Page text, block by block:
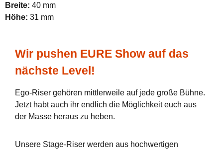
Breite: 40 mm
Höhe: 31 mm
Wir pushen EURE Show auf das
nächste Level!
Ego-Riser gehören mittlerweile auf jede große Bühne.
Jetzt habt auch ihr endlich die Möglichkeit euch aus
der Masse heraus zu heben.
Unsere Stage-Riser werden aus hochwertigen